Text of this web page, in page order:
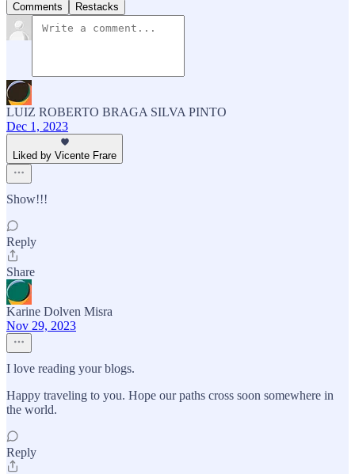
Comments Restacks
LUIZ ROBERTO BRAGA SILVA PINTO
Dec 1, 2023
Liked by Vicente Frare
Show!!!
Reply
Share
Karine Dolven Misra
Nov 29, 2023
I love reading your blogs.
Happy traveling to you. Hope our paths cross soon somewhere in
the world.
Reply